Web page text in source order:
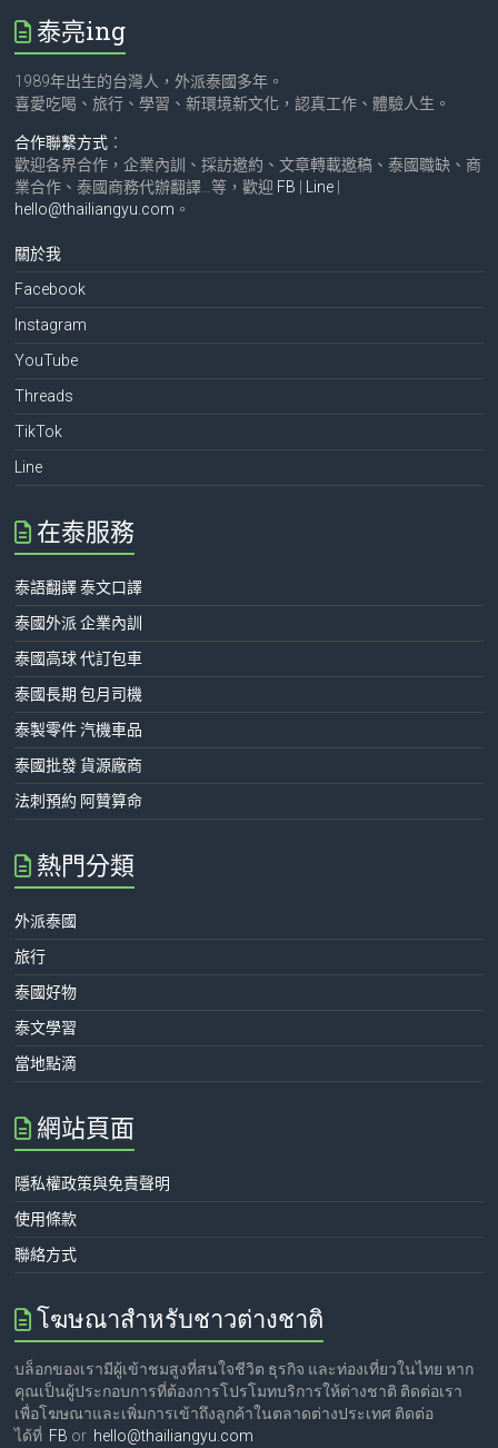
泰亮ing
1989年出生的台灣人，外派泰國多年。
喜愛吃喝、旅行、學習、新環境新文化，認真工作、體驗人生。
合作聯繫方式 ：
歡迎各界合作，企業內訓、採訪邀約、文章轉載邀稿、泰國職缺、商
業合作、泰國商務代辦翻譯…等，歡迎 FB | Line |
hello@thailiangyu.com 。
關於我
Facebook
Instagram
YouTube
Threads
TikTok
Line
在泰服務
泰語翻譯 泰文口譯
泰國外派 企業內訓
泰國高球 代訂包車
泰國長期 包月司機
泰製零件 汽機車品
泰國批發 貨源廠商
法刺預約 阿贊算命
熱門分類
外派泰國
旅行
泰國好物
泰文學習
當地點滴
網站頁面
隱私權政策與免責聲明
使用條款
聯絡方式
โฆษณาสำหรับชาวต่างชาติ
บล็อกของเรามีผู้เข้าชมสูงที่สนใจชีวิต ธุรกิจ และท่องเที่ยวในไทย หาก
คุณเป็นผู้ประกอบการที่ต้องการโปรโมทบริการให้ต่างชาติ ติดต่อเรา
เพื่อโฆษณาและเพิ่มการเข้าถึงลูกค้าในตลาดต่างประเทศ ติดต่อ
ได้ที่ FB or hello@thailiangyu.com